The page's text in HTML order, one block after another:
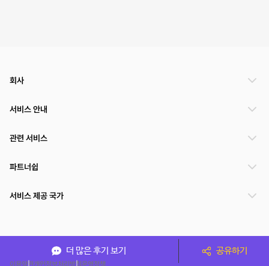
더 많은 후기 보기 공유하기
회사
서비스 안내
관련 서비스
파트너쉽
서비스 제공 국가
이용약관개인정보처리방침운영정책